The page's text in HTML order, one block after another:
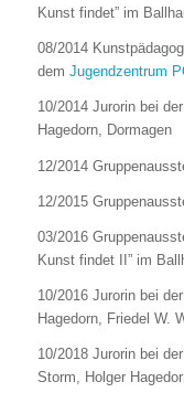
Kunst findet” im
08/2014
dem Jugendzentrum
10/2014 Jurorin bei
Hagedorn, Dormagen
12/2014
12/2015
03/2016
Kunst findet II” im
10/2016 Jurorin bei
Hagedorn, Friedel W.
10/2018 Jurorin bei
Storm, Holger